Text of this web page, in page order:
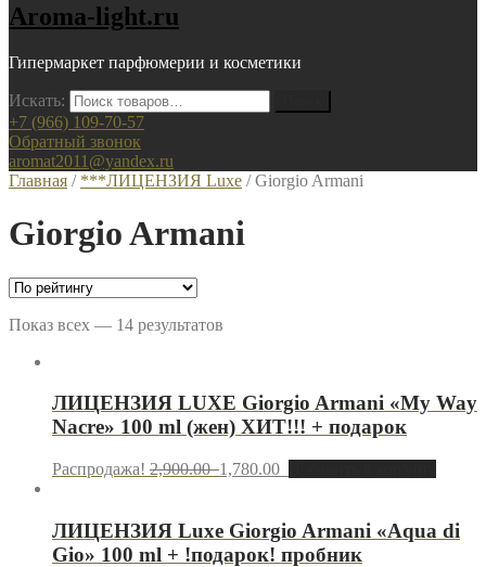
Aroma-light.ru
Гипермаркет парфюмерии и косметики
Искать:
+7 (966) 109-70-57
Обратный звонок
aromat2011@yandex.ru
Главная / ***ЛИЦЕНЗИЯ Luxe / Giorgio Armani
Giorgio Armani
Показ всех — 14 результатов
ЛИЦЕНЗИЯ LUXE Giorgio Armani «My Way
Nacre» 100 ml (жен) ХИТ!!! + подарок
Распродажа! 2,900.001,780.00
ЛИЦЕНЗИЯ Luxe Giorgio Armani «Aqua di
Gio» 100 ml + !подарок! пробник